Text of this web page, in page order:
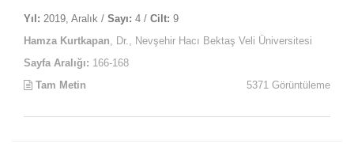
Yıl: 2019, Aralık / Sayı: 4 / Cilt: 9
Hamza Kurtkapan , Dr., Nevşehir Hacı Bektaş Veli Üniversitesi
Sayfa Aralığı: 166-168
Tam Metin
5371 Görüntüleme